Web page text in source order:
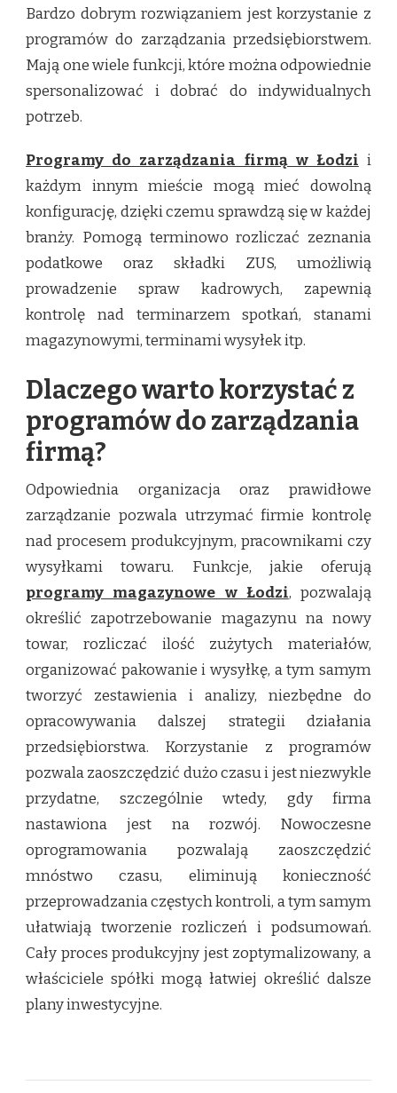
Bardzo dobrym rozwiązaniem jest korzystanie z
programów do zarządzania przedsiębiorstwem.
Mają one wiele funkcji, które można odpowiednie
spersonalizować i dobrać do indywidualnych
potrzeb.
Programy do zarządzania firmą w Łodzi i
każdym innym mieście mogą mieć dowolną
konfigurację, dzięki czemu sprawdzą się w każdej
branży. Pomogą terminowo rozliczać zeznania
podatkowe oraz składki ZUS, umożliwią
prowadzenie spraw kadrowych, zapewnią
kontrolę nad terminarzem spotkań, stanami
magazynowymi, terminami wysyłek itp.
Dlaczego warto korzystać z
programów do zarządzania
firmą?
Odpowiednia organizacja oraz prawidłowe
zarządzanie pozwala utrzymać firmie kontrolę
nad procesem produkcyjnym, pracownikami czy
wysyłkami towaru. Funkcje, jakie oferują
programy magazynowe w Łodzi, pozwalają
określić zapotrzebowanie magazynu na nowy
towar, rozliczać ilość zużytych materiałów,
organizować pakowanie i wysyłkę, a tym samym
tworzyć zestawienia i analizy, niezbędne do
opracowywania dalszej strategii działania
przedsiębiorstwa. Korzystanie z programów
pozwala zaoszczędzić dużo czasu i jest niezwykle
przydatne, szczególnie wtedy, gdy firma
nastawiona jest na rozwój. Nowoczesne
oprogramowania pozwalają zaoszczędzić
mnóstwo czasu, eliminują konieczność
przeprowadzania częstych kontroli, a tym samym
ułatwiają tworzenie rozliczeń i podsumowań.
Cały proces produkcyjny jest zoptymalizowany, a
właściciele spółki mogą łatwiej określić dalsze
plany inwestycyjne.